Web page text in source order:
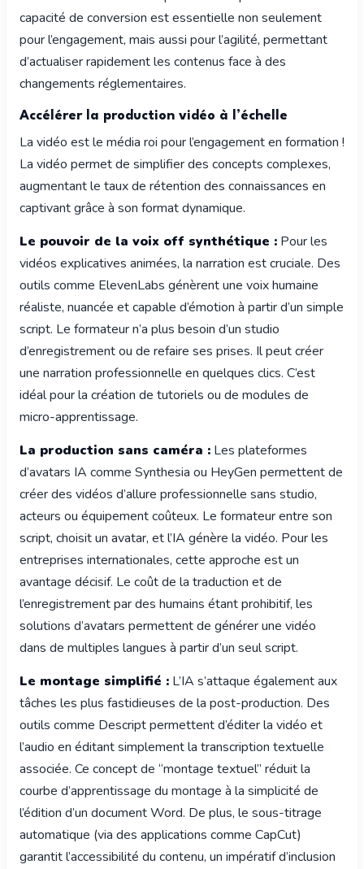
capacité de conversion est essentielle non seulement
pour l’engagement, mais aussi pour l’agilité, permettant
d’actualiser rapidement les contenus face à des
changements réglementaires.
Accélérer la production vidéo à l’échelle
La vidéo est le média roi pour l’engagement en formation !
La vidéo permet de simplifier des concepts complexes,
augmentant le taux de rétention des connaissances en
captivant grâce à son format dynamique.
Le pouvoir de la voix off synthétique : Pour les
vidéos explicatives animées, la narration est cruciale. Des
outils comme ElevenLabs génèrent une voix humaine
réaliste, nuancée et capable d’émotion à partir d’un simple
script. Le formateur n’a plus besoin d’un studio
d’enregistrement ou de refaire ses prises. Il peut créer
une narration professionnelle en quelques clics. C’est
idéal pour la création de tutoriels ou de modules de
micro-apprentissage.
La production sans caméra : Les plateformes
d’avatars IA comme Synthesia ou HeyGen permettent de
créer des vidéos d’allure professionnelle sans studio,
acteurs ou équipement coûteux. Le formateur entre son
script, choisit un avatar, et l’IA génère la vidéo. Pour les
entreprises internationales, cette approche est un
avantage décisif. Le coût de la traduction et de
l’enregistrement par des humains étant prohibitif, les
solutions d’avatars permettent de générer une vidéo
dans de multiples langues à partir d’un seul script.
Le montage simplifié : L’IA s’attaque également aux
tâches les plus fastidieuses de la post-production. Des
outils comme Descript permettent d’éditer la vidéo et
l’audio en éditant simplement la transcription textuelle
associée. Ce concept de “montage textuel” réduit la
courbe d’apprentissage du montage à la simplicité de
l’édition d’un document Word. De plus, le sous-titrage
automatique (via des applications comme CapCut)
garantit l’accessibilité du contenu, un impératif d’inclusion